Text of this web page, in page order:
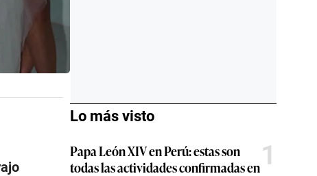
Lo más visto
Papa León XIV en Perú: estas son
todas las actividades confirmadas en1